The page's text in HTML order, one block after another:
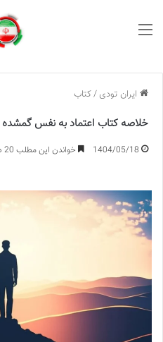
ایران تودی /کتاب
خلاصه کتاب اعتماد به نفس
1404/05/18 خواندن این مطلب 20 دقیقه زمان میبرد